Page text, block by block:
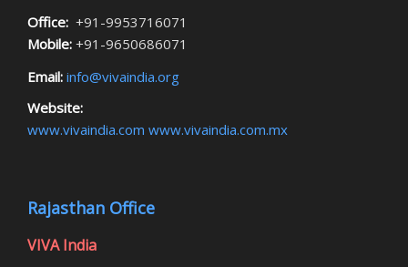
Office: +91-9953716071
Mobile: +91-9650686071
Email: info@vivaindia.org
Website:
www.vivaindia.com www.vivaindia.com.mx
Rajasthan Office
VIVA India